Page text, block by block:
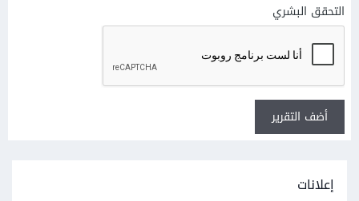
التحقق البشري
أضف التقرير
إعلانات